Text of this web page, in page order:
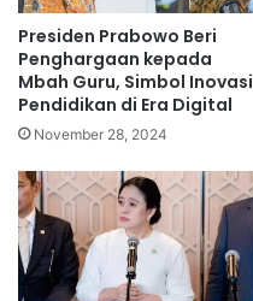
Presiden Prabowo Beri
Penghargaan kepada
Mbah Guru, Simbol Inovasi
Pendidikan di Era Digital
November 28, 2024